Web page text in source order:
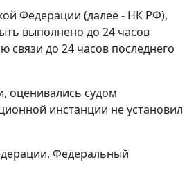
Федерации (далее - НК РФ),
выполнено до 24 часов
связи до 24 часов последнего
оценивались судом
инстанции не установил
Федеральный